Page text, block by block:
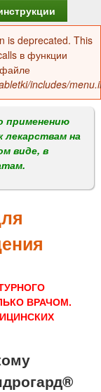
is deprecated. This
в функции
includes/
применению
лекарствам на
виде, в
ВРАЧОМ.